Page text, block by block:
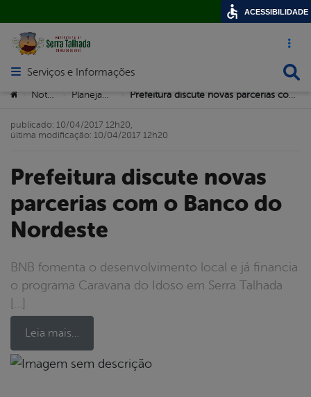
Acesso
Abrir menu principal de navegação
Serviços e Informações
Você está aqui:
> > > Prefeitura discute novas parcerias com o Banco do Nordeste
Prefeitura discute novas
parcerias com o Banco do
Nordeste
BNB fomenta o desenvolvimento local e já financia
o programa Caravana do Idoso em Serra Talhada
[…]
Leia mais…
publicado: 10/04/2017 12h20,
última modificação: 10/04/2017 12h20
ACESSIBILIDADE